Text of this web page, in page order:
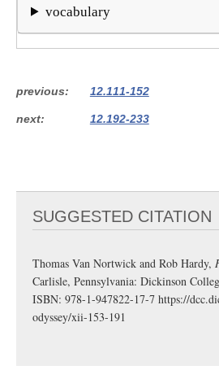
vocabulary
previous 12.111-152
next 12.192-233
SUGGESTED CITATION
Thomas Van Nortwick and Rob Hardy,
Carlisle, Pennsylvania: Dickinson
ISBN: 978-1-947822-17-7 https://
odyssey/xii-153-191